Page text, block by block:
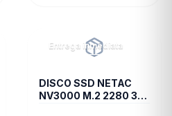
Entrega inmediata
DISCO SSD NETAC
NV3000 M.2 2280 3D